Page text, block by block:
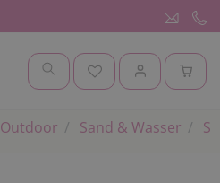
Outdoor Sand & Wasser